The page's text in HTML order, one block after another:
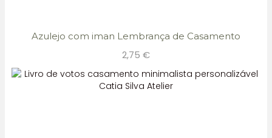
Azulejo com iman Lembrança de Casamento
2,75 €